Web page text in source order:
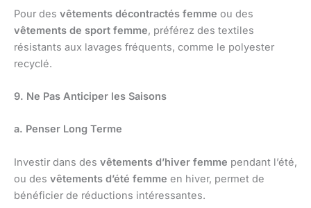
Pour des vêtements décontractés femme ou des
vêtements de sport femme, préférez des textiles
résistants aux lavages fréquents, comme le polyester
recyclé.
9. Ne Pas Anticiper les Saisons
a. Penser Long Terme
Investir dans des vêtements d’hiver femme pendant l’été,
ou des vêtements d’été femme en hiver, permet de
bénéficier de réductions intéressantes.